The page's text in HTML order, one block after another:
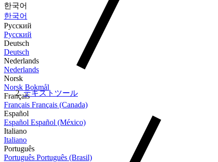
한국어
한국어
Русский
Русский
Deutsch
Deutsch
Nederlands
Nederlands
Norsk
Norsk Bokmål
Français
Français Français (Canada)
Español
Español Español (México)
Italiano
Italiano
Português
Português Português (Brasil)
テキストツール